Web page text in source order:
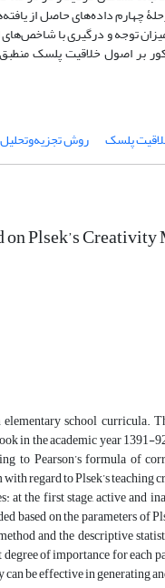
داده‌های حاصل از
توجه و درگیری با
بر اصول خلاقیت پلسک
پلسک روش
Plsek’s
school curricula.
in the academic year
to Pearson’s formula of
regard to Plsek’s
the first stage, active and
based on the parameters of
and the descriptive
of importance for each
be effective in generating